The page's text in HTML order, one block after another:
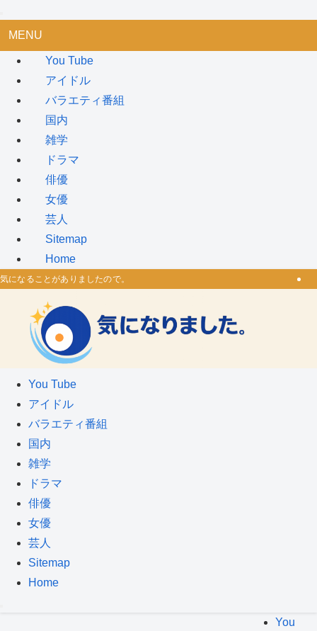
MENU
You Tube
アイドル
バラエティ番組
国内
雑学
ドラマ
俳優
女優
芸人
Sitemap
Home
気になることがありましたので。
You Tube
アイドル
バラエティ番組
国内
雑学
ドラマ
俳優
女優
芸人
Sitemap
Home
You